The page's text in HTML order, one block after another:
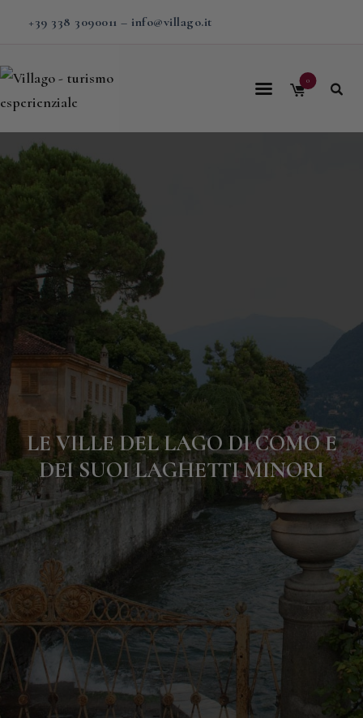
+39 338 3090011 – info@villago.it
0
LE VILLE DEL LAGO DI COMO E
DEI SUOI LAGHETTI MINORI
Home
Proposte
Soggiorni
Calendario
Shop
Magazine
Contatti